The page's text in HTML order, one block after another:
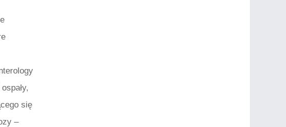
się
–